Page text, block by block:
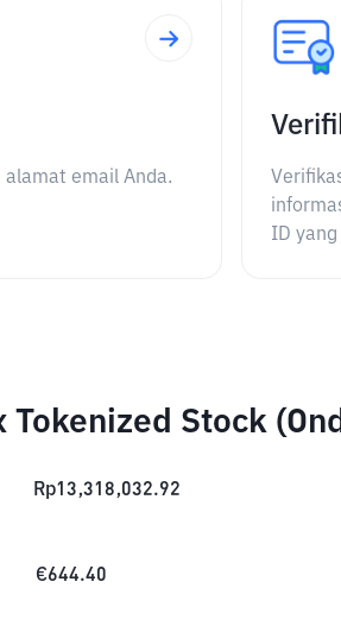
email Anda.
ID yang
Stock
Rp13,318,032.92
€644.40